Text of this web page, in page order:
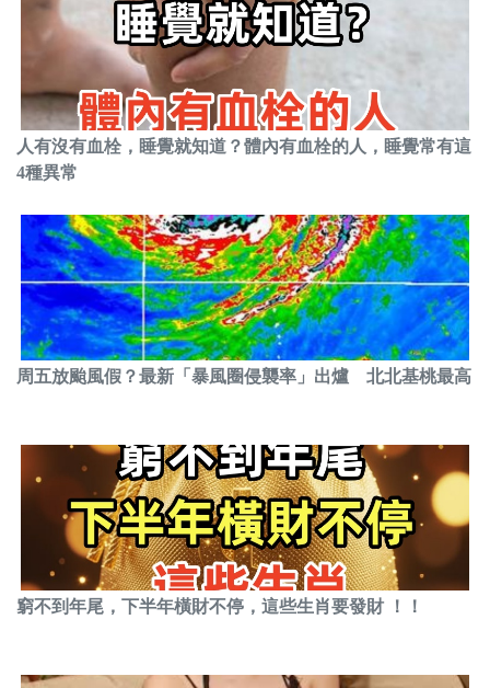
人有沒有血栓，睡覺就知道？體內有血栓的人，睡覺常有這
4種異常
周五放颱風假？最新「暴風圈侵襲率」出爐 北北基桃最高
窮不到年尾，下半年橫財不停，這些生肖要發財 ！！